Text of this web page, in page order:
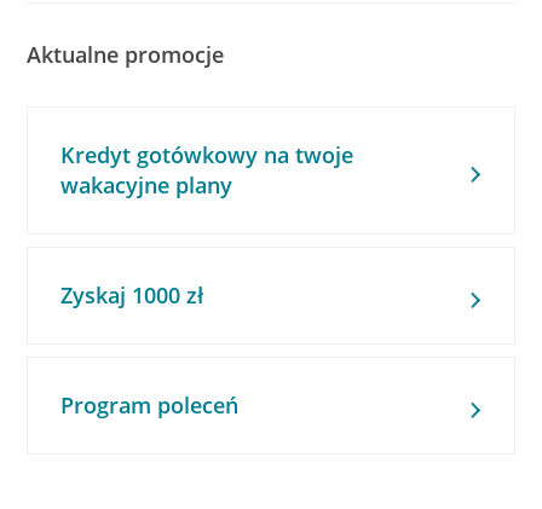
Aktualne promocje
Kredyt gotówkowy na twoje
wakacyjne plany
Zyskaj 1000 zł
Program poleceń